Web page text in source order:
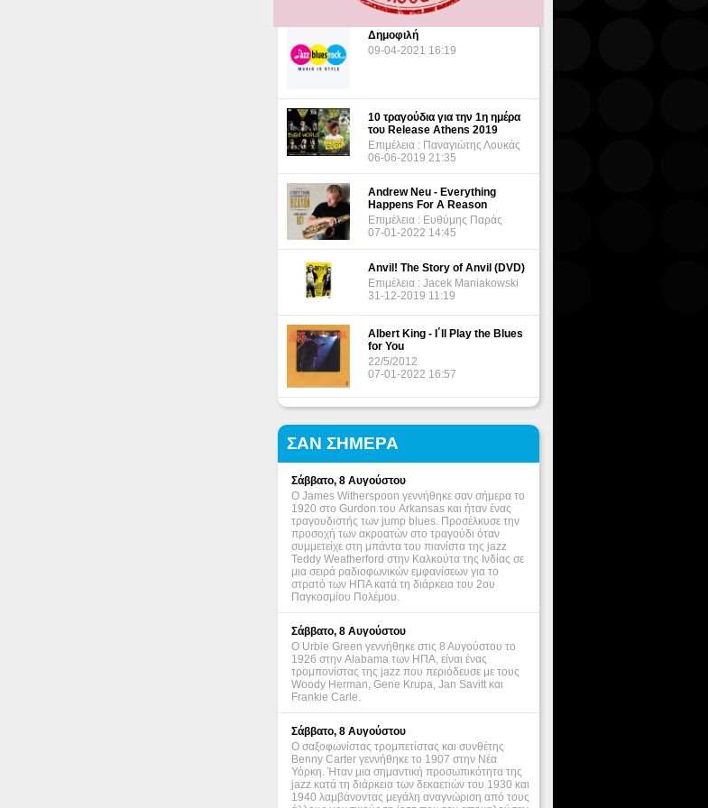
Δημοφιλή
09-04-2021 16:19
10 τραγούδια για την 1η ημέρα
του Release Athens 2019
Επιμέλεια : Παναγιώτης Λουκάς
06-06-2019 21:35
Andrew Neu - Everything
Happens For A Reason
Επιμέλεια : Ευθύμης Παράς
07-01-2022 14:45
Anvil! The Story of Anvil (DVD)
Επιμέλεια : Jacek Maniakowski
31-12-2019 11:19
Albert King - I΄ll Play the Blues
for You
22/5/2012
07-01-2022 16:57
ΣΑΝ ΣΗΜΕΡΑ
Σάββατο, 8 Αυγούστου
Ο James Witherspoon γεννήθηκε σαν σήμερα το
1920 στο Gurdon του Arkansas και ήταν ένας
τραγουδιστής των jump blues. Προσέλκυσε την
προσοχή των ακροατών στο τραγούδι όταν
συμμετείχε στη μπάντα του πιανίστα της jazz
Teddy Weatherford στην Καλκούτα της Ινδίας σε
μια σειρά ραδιοφωνικών εμφανίσεων για το
στρατό των ΗΠΑ κατά τη διάρκεια του 2ου
Παγκοσμίου Πολέμου.
Σάββατο, 8 Αυγούστου
Ο Urbie Green γεννήθηκε στις 8 Αυγούστου το
1926 στην Alabama των ΗΠΑ, είναι ένας
τρομπονίστας της jazz που περιόδευσε με τους
Woody Herman, Gene Krupa, Jan Savitt και
Frankie Carle.
Σάββατο, 8 Αυγούστου
Ο σαξοφωνίστας τρομπετίστας και συνθέτης
Benny Carter γεννήθηκε το 1907 στην Νέα
Υόρκη. Ήταν μια σημαντική προσωπικότητα της
jazz κατά τη διάρκεια των δεκαετιών του 1930 και
1940 λαμβάνοντας μεγάλη αναγνώριση από τους